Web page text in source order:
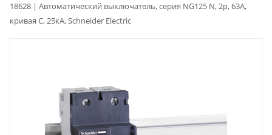
18628 | Автоматический выключатель, серия NG125 N, 2p, 63А,
кривая C, 25кА, Schneider Electric